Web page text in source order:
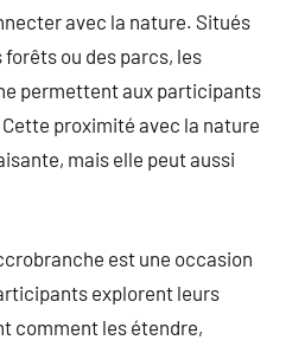
avec la nature. Situés
ou des parcs, les
permettent aux participants
proximité avec la nature
mais elle peut aussi
est une occasion
explorent leurs
comment les étendre,